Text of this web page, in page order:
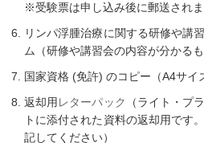
※受験票は申し込み後に郵送されま
リンパ浮腫治療に関する研修や講
ム（研修や講習会の内容が分かるも
国家資格 (免許) のコピー（A4サイ
返却用 レターパック
（ライト・プ
トに添付された資料の返却用です
記してください）